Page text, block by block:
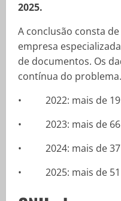
2025.
A conclusão consta
empresa
de documentos. Os
contínua do problema.
• 2022: mais de 19
• 2023: mais de 66
• 2024: mais de 37
• 2025: mais de 51